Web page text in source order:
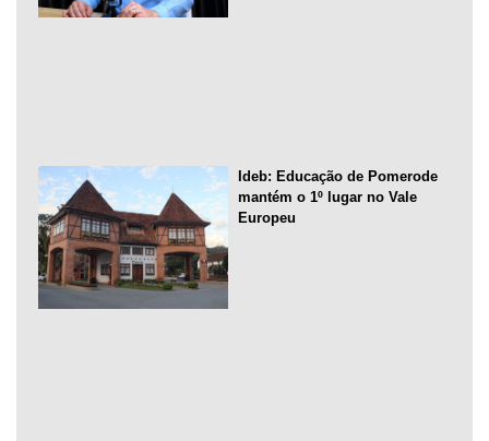
Ideb: Educação de Pomerode
mantém o 1º lugar no Vale
Europeu